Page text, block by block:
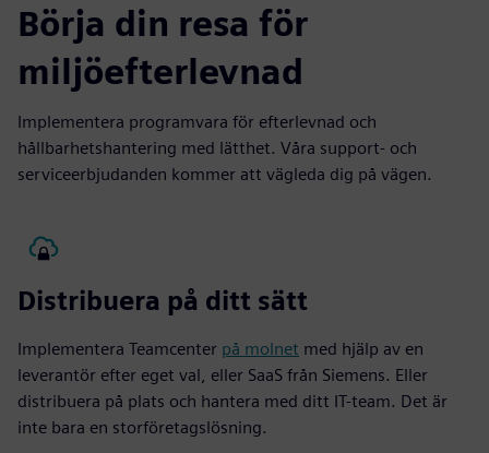
Börja din resa för
miljöefterlevnad
Implementera programvara för efterlevnad och
hållbarhetshantering med lätthet. Våra support- och
serviceerbjudanden kommer att vägleda dig på vägen.
Distribuera på ditt sätt
Implementera Teamcenter på molnet med hjälp av en
leverantör efter eget val, eller SaaS från Siemens. Eller
distribuera på plats och hantera med ditt IT-team. Det är
inte bara en storföretagslösning.